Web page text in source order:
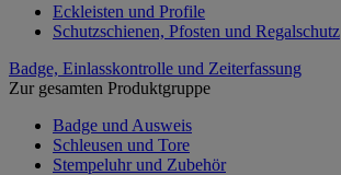
Eckleisten und Profile
Schutzschienen, Pfosten und Regalschutz
Badge, Einlasskontrolle und Zeiterfassung
Zur gesamten Produktgruppe
Badge und Ausweis
Schleusen und Tore
Stempeluhr und Zubehör